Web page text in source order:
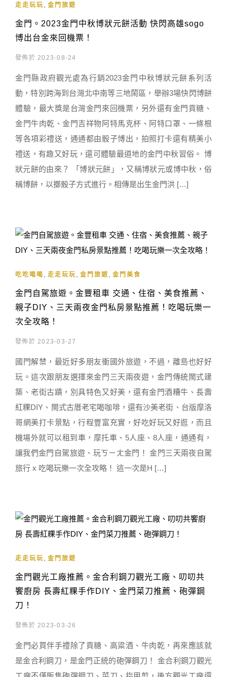
走走玩玩 金門旅遊
金門。2023金門中秋博狀元餅活動 快閃高雄sogo
博出台金來回機票！
發佈於 2023-08-24
金門縣政府觀光處為行銷2023金門中秋博狀元餅系列活
動，特別跨海到台灣北中南等三地鬧區，舉辦3場快閃博餅
體驗，最大獎是台灣金門來回機票，另外還有金門貢糖、
金門牛肉乾、金門吉祥物阿特馬克杯、阿特口罩、一條根
等各項彩禮送，通通都由骰子博出，拍照打卡還有精美小
禮送，有趣又好玩，還可體驗最道地的金門中秋習俗。 博
狀元餅的由來？ 「博狀元餅」，又稱博狀元或博中秋，俗
稱博餅，以擲骰子方式進行。相傳是出生金門洪 […]
吃吃喝喝 走走玩玩 金門旅遊 金門美食
金門自駕旅遊。金豐租車 交通、住宿、美食推薦、
親子DIY、三天兩夜金門私房景點推薦！吃喝玩樂一
次全攻略！
發佈於 2023-03-27
國門解禁，最近好多朋友衝國外旅遊，不過，離島也好好
玩。這次跟朋友選擇來金門三天兩夜遊，金門傳統閩式建
築、老街古蹟，別具特色又好美，還有金門酒糟牛、長壽
紅粿DIY、閩式古厝老宅喝咖啡，還有沙美老街、台版摩洛
哥網美打卡景點，行程豐富充實，好吃好玩又好逛，而且
機場外就可以租到車，摩托車、5人座、8人座，通通有，
讓我們金門自駕旅遊、玩ㄎㄧㄤ金門！ 金門三天兩夜自駕
旅行 x 吃喝玩樂一次全攻略！ 這一次是H […]
走走玩玩 金門旅遊
金門觀光工廠推薦。金合利鋼刀觀光工廠、叨叨共
饗廚房 長壽紅粿手作DIY、金門菜刀推薦、砲彈鋼
刀！
發佈於 2023-03-26
金門必買伴手禮除了貢糖、高粱酒、牛肉乾，再來應該就
是金合利鋼刀，是金門正統的砲彈鋼刀！ 金合利鋼刀觀光